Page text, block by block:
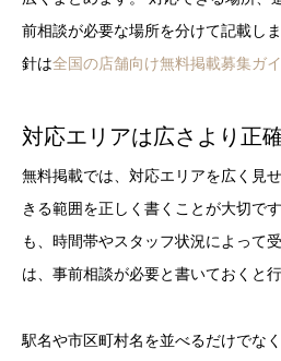
前相談が必要な場所を分けて記載し
針は全国の店舗向け無料掲載募集ガ
対応エリアは広さより正
無料掲載では、対応エリアを広く見
きる範囲を正しく書くことが大切で
も、時間帯やスタッフ状況によって
は、事前相談が必要と書いておくと
駅名や市区町村名を並べるだけでな